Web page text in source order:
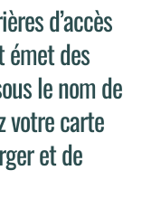
d’accès
émet des
le nom de
votre carte
et de